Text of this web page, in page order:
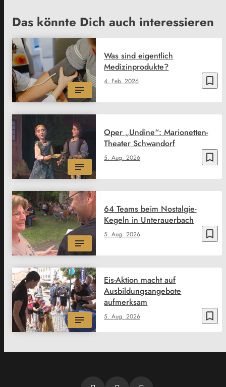
Das könnte Dich auch interessieren
bookmark_border
4. Feb. 2026
Was sind eigentlich
Medizinprodukte?
bookmark_border
5. Aug. 2026
Oper „Undine“: Marionetten-
Theater Schwandorf
bookmark_border
5. Aug. 2026
64 Teams beim Nostalgie-
Kegeln in Unterauerbach
bookmark_border
5. Aug. 2026
Eis-Aktion macht auf
Ausbildungsangebote
aufmerksam